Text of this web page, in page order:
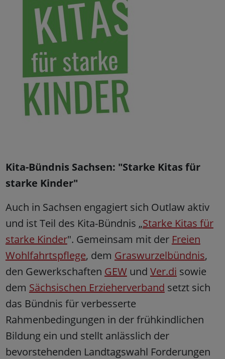
Kita-Bündnis Sachsen: "Starke Kitas für
starke Kinder"
Auch in Sachsen engagiert sich Outlaw aktiv
und ist Teil des Kita-Bündnis „Starke Kitas für
starke Kinder". Gemeinsam mit der Freien
Wohlfahrtspflege, dem Graswurzelbündnis,
den Gewerkschaften GEW und Ver.di sowie
dem Sächsischen Erzieherverband setzt sich
das Bündnis für verbesserte
Rahmenbedingungen in der frühkindlichen
Bildung ein und stellt anlässlich der
bevorstehenden Landtagswahl Forderungen